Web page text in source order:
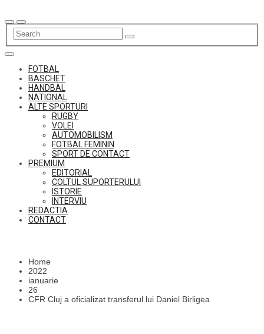
to
content
FOTBAL
BASCHET
HANDBAL
NATIONAL
ALTE SPORTURI
RUGBY
VOLEI
AUTOMOBILISM
FOTBAL FEMININ
SPORT DE CONTACT
PREMIUM
EDITORIAL
COLTUL SUPORTERULUI
ISTORIE
INTERVIU
REDACTIA
CONTACT
Home
2022
ianuarie
26
CFR Cluj a oficializat transferul lui Daniel Birligea